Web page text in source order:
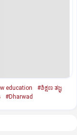
education
#ಶಿಕ್ಷಣ ತಜ್ಞ
#Dharwad